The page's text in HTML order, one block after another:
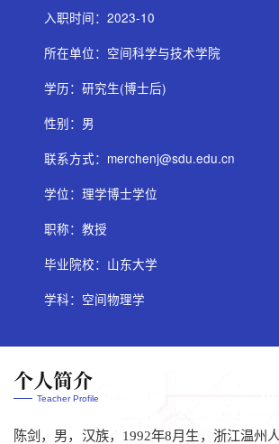
入职时间：2023-10
所在单位：空间科学与技术学院
学历：研究生(博士后)
性别：男
联系方式： merchenj@sdu.edu.cn
学位：理学博士学位
职称：教授
毕业院校：山东大学
学科：空间物理学
个人简介
Teacher Profile
陈剑，男，汉族，1992年8月生，浙江温州